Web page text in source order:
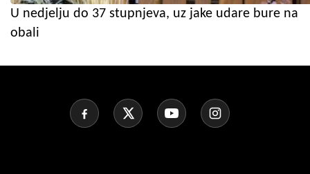
U nedjelju do 37 stupnjeva, uz jake udare bure na
obali